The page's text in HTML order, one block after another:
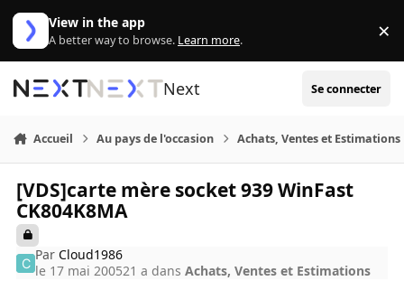
Aller au contenu
View in the app
A better way to browse. Learn more. ×
Next Se connecter
Accueil Au pays de l'occasion Achats, Ventes et Estimations
[VDS]carte mère socket 939 WinFast
CK804K8MA
ParCloud1986
le 17 mai 200521 a dansAchats, Ventes et Estimations